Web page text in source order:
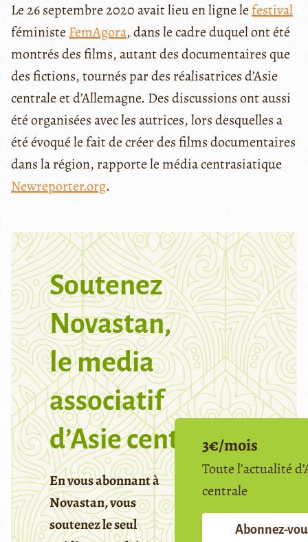
Le 26 septembre 2020 avait lieu en ligne lefestival
féministe FemAgora, dans le cadre duquel ont été
montrés des films, autant des documentaires que
des fictions, tournés par des réalisatrices d’Asie
centrale et d’Allemagne. Des discussions ont aussi
été organisées avec les autrices, lors desquelles a
été évoqué le fait de créer des films documentaires
dans la région, rapporte le média centrasiatique
Newreporter.org.
Soutenez
Novastan,
le media
associatif
d’Asie centrale
En vous abonnant à
Novastan, vous
soutenez le seul
3€/mois
Toute l’actualité
centrale
Abonnez-